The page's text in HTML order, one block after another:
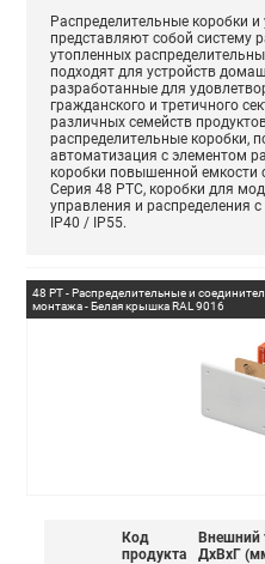
Распределительные коробки
представляют собой систему
утопленных
подходят для устройств
разработанные для
гражданского и третичного
различных семейств
распределительные коробки,
автоматизация с элементом
коробки повышенной емкости
Серия 48 PTC, коробки для
управления и распределения
IP40 / IP55.
48 PT - Распределительные и
монтажа - Белая крышка RAL 9016
Код
продукта
Внешний
ДxВxГ